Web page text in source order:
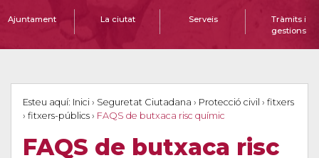
Ajuntament La ciutat Serveis
Tràmits i
gestions
Esteu aquí: Inici › Seguretat Ciutadana › Protecció civil › fitxers
› fitxers-públics › FAQS de butxaca risc químic
FAQS de butxaca risc